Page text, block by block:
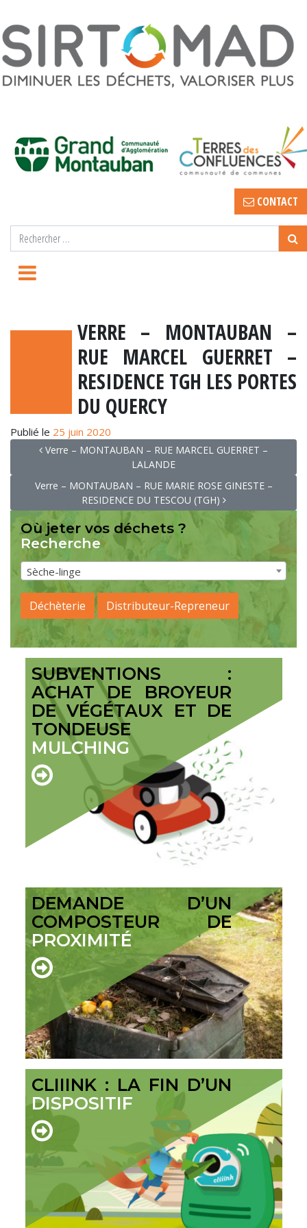
CONTACT
VERRE – MONTAUBAN –
RUE MARCEL GUERRET –
RESIDENCE TGH LES PORTES
DU QUERCY
Publié le 25 juin 2020
NAVIGATION
Verre – MONTAUBAN – RUE MARCEL GUERRET –
LALANDE
Verre – MONTAUBAN – RUE MARIE ROSE GINESTE –
RESIDENCE DU TESCOU (TGH)
Où jeter vos déchets ?
Recherche
Sèche-linge
Déchèterie Distributeur-Repreneur
SUBVENTIONS :
ACHAT DE BROYEUR
DE VÉGÉTAUX ET DE
TONDEUSE
MULCHING
DEMANDE D’UN
COMPOSTEUR DE
PROXIMITÉ
CLIIINK : LA FIN D’UN
DISPOSITIF